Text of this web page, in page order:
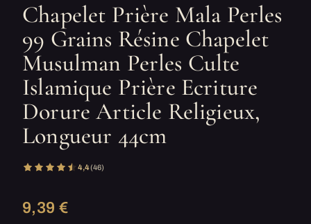
Chapelet Prière Mala Perles
99 Grains Résine Chapelet
Musulman Perles Culte
Islamique Prière Ecriture
Dorure Article Religieux,
Longueur 44cm
4,4(46)
9,39 €